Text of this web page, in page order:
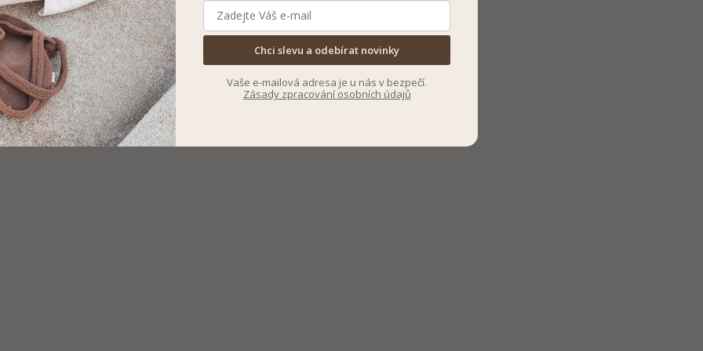
Chci slevu a odebírat novinky
Vaše e-mailová adresa je u nás v bezpečí.
Zásady zpracování osobních údajů